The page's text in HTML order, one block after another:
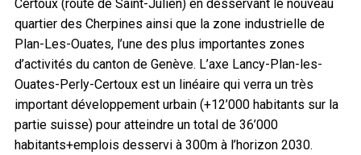
Certoux (route de Saint-Julien) en desservant le nouveau
quartier des Cherpines ainsi que la zone industrielle de
Plan-Les-Ouates, l’une des plus importantes zones
d’activités du canton de Genève. L’axe Lancy-Plan-les-
Ouates-Perly-Certoux est un linéaire qui verra un très
important développement urbain (+12’000 habitants sur la
partie suisse) pour atteindre un total de 36’000
habitants+emplois desservi à 300m à l’horizon 2030.